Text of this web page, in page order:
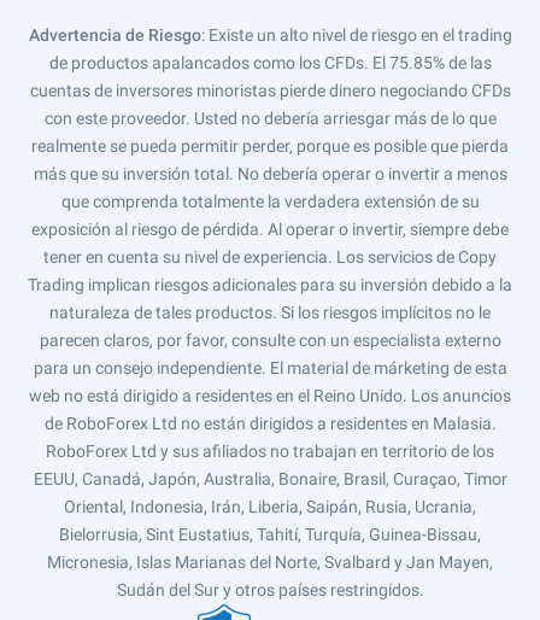
Advertencia de Riesgo: Existe un alto nivel de riesgo en el trading
de productos apalancados como los CFDs. El 75.85% de las
cuentas de inversores minoristas pierde dinero negociando CFDs
con este proveedor. Usted no debería arriesgar más de lo que
realmente se pueda permitir perder, porque es posible que pierda
más que su inversión total. No debería operar o invertir a menos
que comprenda totalmente la verdadera extensión de su
exposición al riesgo de pérdida. Al operar o invertir, siempre debe
tener en cuenta su nivel de experiencia. Los servicios de Copy
Trading implican riesgos adicionales para su inversión debido a la
naturaleza de tales productos. Si los riesgos implícitos no le
parecen claros, por favor, consulte con un especialista externo
para un consejo independiente. El material de márketing de esta
web no está dirigido a residentes en el Reino Unido. Los anuncios
de RoboForex Ltd no están dirigidos a residentes en Malasia.
RoboForex Ltd y sus afiliados no trabajan en territorio de los
EEUU, Canadá, Japón, Australia, Bonaire, Brasil, Curaçao, Timor
Oriental, Indonesia, Irán, Liberia, Saipán, Rusia, Ucrania,
Bielorrusia, Sint Eustatius, Tahití, Turquía, Guinea-Bissau,
Micronesia, Islas Marianas del Norte, Svalbard y Jan Mayen,
Sudán del Sur y otros países restringidos.